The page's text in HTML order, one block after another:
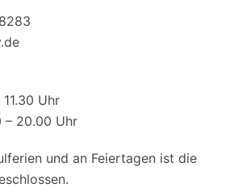
Uhr
– 20.00 Uhr
und an Feiertagen ist die